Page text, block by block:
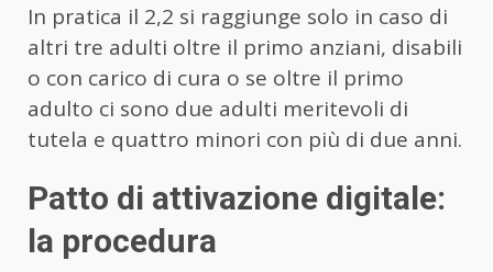
In pratica il 2,2 si raggiunge solo in caso di
altri tre adulti oltre il primo anziani, disabili
o con carico di cura o se oltre il primo
adulto ci sono due adulti meritevoli di
tutela e quattro minori con più di due anni.
Patto di attivazione digitale:
la procedura